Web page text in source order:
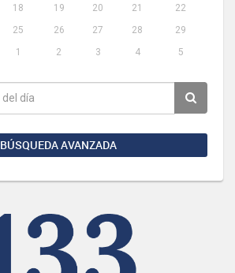
18 19 20 21
22
25 26 27 28
29
1 2 3 4 5
BÚSQUEDA AVANZADA